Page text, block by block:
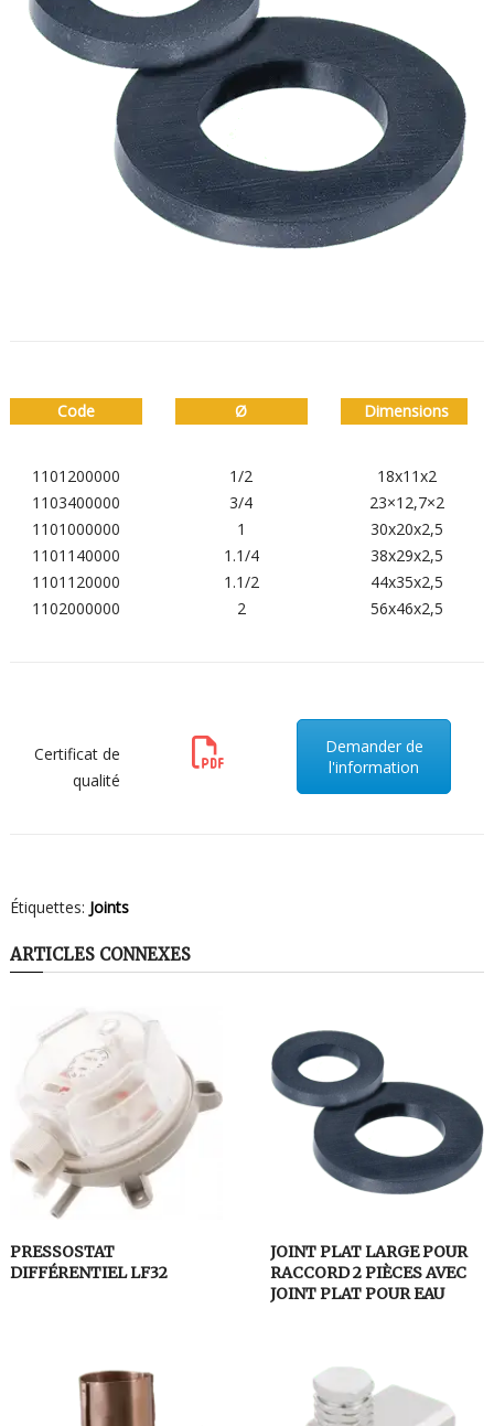
Code
1101200000
1103400000
1101000000
1101140000
1101120000
1102000000
Ø
1/2
3/4
1
1.1/4
1.1/2
2
Dimensions
18x11x2
23×12,7×2
30x20x2,5
38x29x2,5
44x35x2,5
56x46x2,5
Certificat de
qualité
Demander de
l'information
Étiquettes: Joints
ARTICLES CONNEXES
PRESSOSTAT
DIFFÉRENTIEL LF32
JOINT PLAT LARGE POUR
RACCORD 2 PIÈCES AVEC
JOINT PLAT POUR EAU